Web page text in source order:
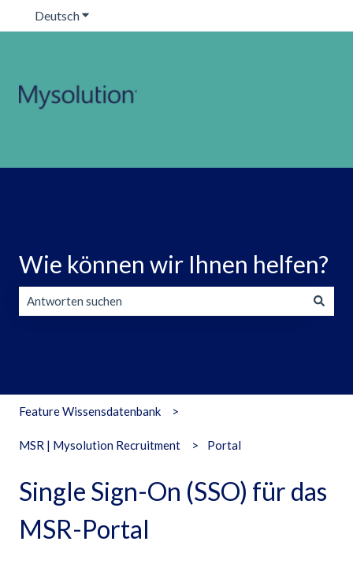
DeutschUntermenü für Übersetzungen anzeigen
Wie können wir Ihnen helfen?
Feature Wissensdatenbank
MSR | Mysolution Recruitment Portal
Single Sign-On (SSO) für das
MSR-Portal